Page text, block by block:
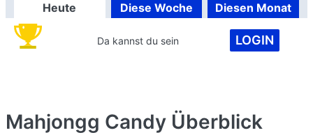
Heute Diese Woche Diesen Monat
Da kannst du sein LOGIN
Mahjongg Candy Überblick